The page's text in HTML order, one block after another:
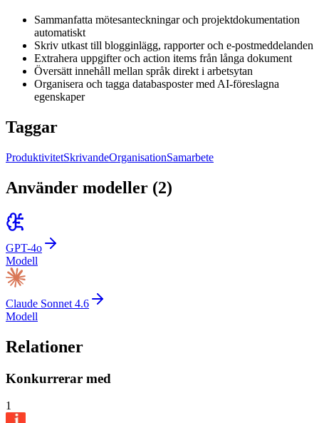
Sammanfatta mötesanteckningar och projektdokumentation
automatiskt
Skriv utkast till blogginlägg, rapporter och e-postmeddelanden
Extrahera uppgifter och action items från långa dokument
Översätt innehåll mellan språk direkt i arbetsytan
Organisera och tagga databasposter med AI-föreslagna
egenskaper
Taggar
ProduktivitetSkrivandeOrganisationSamarbete
Använder modeller (2)
GPT-4o
Modell
Claude Sonnet 4.6
Modell
Relationer
Konkurrerar med
1